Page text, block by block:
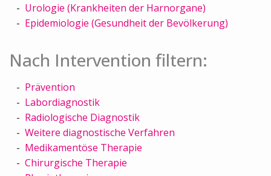
Urologie (Krankheiten der Harnorgane)
Epidemiologie (Gesundheit der Bevölkerung)
Nach Intervention filtern:
Prävention
Labordiagnostik
Radiologische Diagnostik
Weitere diagnostische Verfahren
Medikamentöse Therapie
Chirurgische Therapie